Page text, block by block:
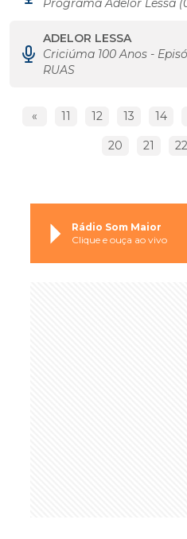
Programa Adelor Lessa
ADELOR LESSA
Criciúma 100 Anos -
RUAS
« 11 12 13 14
20 21 22
Rádio Som Maior
Clique e ouça ao vivo